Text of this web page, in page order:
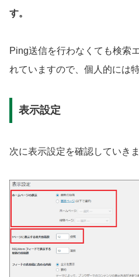
す。
Ping送信を行わなくても検索
れていますので、個人的には
表示設定
次に表示設定を確認していきま